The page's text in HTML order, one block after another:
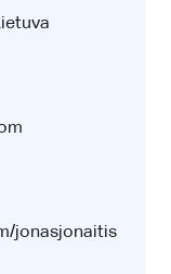
jonasjonaitis